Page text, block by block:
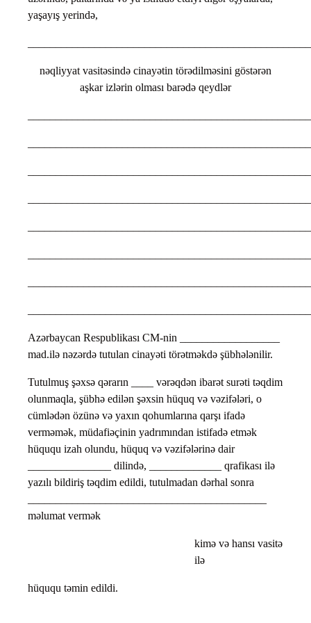
yaşayış yerində,
nəqliyyat vasitəsində cinayətin törədilməsini göstərən
aşkar izlərin olması barədə qeydlər
Azərbaycan Respublikası CM-nin __________________
mad.ilə nəzərdə tutulan cinayəti törətməkdə şübhələnilir.
Tutulmuş şəxsə qərarın ____ vərəqdən ibarət surəti təqdim
olunmaqla, şübhə edilən şəxsin hüquq və vəzifələri, o
cümlədən özünə və yaxın qohumlarına qarşı ifadə
verməmək, müdafiəçinin yadrımından istifadə etmək
hüququ izah olundu, hüquq və vəzifələrinə dair
_______________ dilində, _____________ qrafikası ilə
yazılı bildiriş təqdim edildi, tutulmadan dərhal sonra
məlumat vermək
kimə və hansı vasitə
ilə
hüququ təmin edildi.